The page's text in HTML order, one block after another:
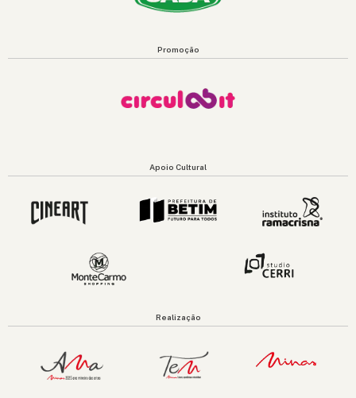
Promoção
Apoio Cultural
Realização